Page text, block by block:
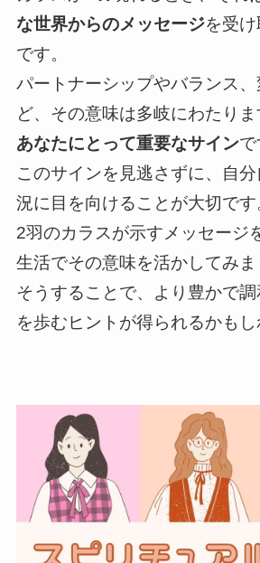
な世界からのメッセージを受
です。
パートナーシップやバランス
ど、その意味は多岐にわたり
あなたにとって重要なサインで
このサインを見逃さずに、自
況に目を向けることが大切です
2羽のカラスが示すメッセージ
生活でその意味を活かしてみま
そうすることで、より豊かで
を歩むヒントが得られるかもし